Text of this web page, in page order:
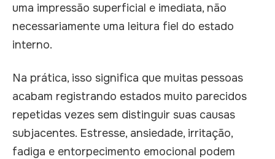
uma impressão superficial e imediata, não
necessariamente uma leitura fiel do estado
interno.
Na prática, isso significa que muitas pessoas
acabam registrando estados muito parecidos
repetidas vezes sem distinguir suas causas
subjacentes. Estresse, ansiedade, irritação,
fadiga e entorpecimento emocional podem